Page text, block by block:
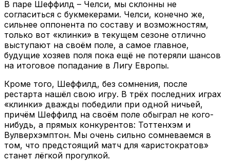
В паре Шеффилд – Челси, мы склонны не
согласиться с букмекерами. Челси, конечно же,
сильнее оппонента по составу и возможностям,
только вот «клинки» в текущем сезоне отлично
выступают на своём поле, а самое главное,
будущие хозяев поля пока ещё не потеряли шансов
на итоговое попадание в Лигу Европы.
Кроме того, Шеффилд, без сомнения, после
рестарта нашёл свою игру. В трёх последних играх
«клинки» дважды победили при одной ничьей,
причём Шеффилд на своём поле обыграл не кого-
нибудь, а прямых конкурентов: Тоттенхэм и
Вулверхэмптон. Мы очень сильно сомневаемся в
том, что предстоящий матч для «аристократов»
станет лёгкой прогулкой.